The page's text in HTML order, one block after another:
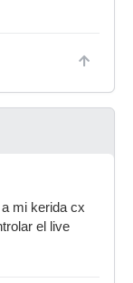
mi kerida cx
el live